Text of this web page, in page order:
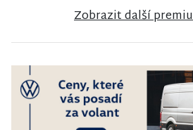
Zobrazit další